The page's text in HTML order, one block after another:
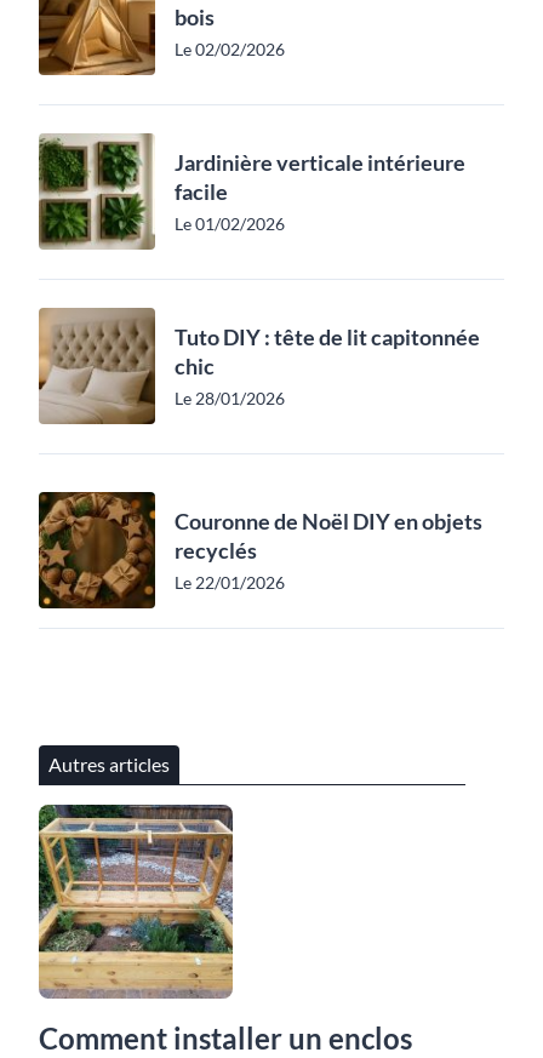
bois
Le 02/02/2026
Jardinière verticale intérieure
facile
Le 01/02/2026
Tuto DIY : tête de lit capitonnée
chic
Le 28/01/2026
Couronne de Noël DIY en objets
recyclés
Le 22/01/2026
Autres articles
Comment installer un enclos